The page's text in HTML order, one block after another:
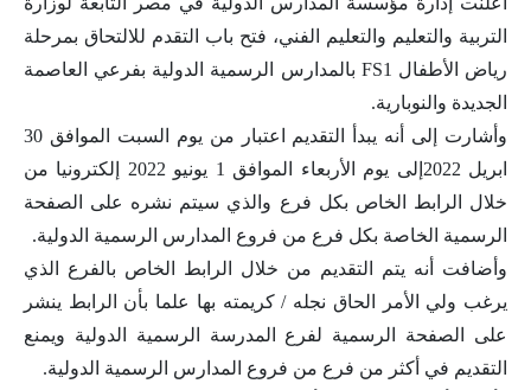
التربية والتعليم والتعليم الفني، فتح باب التقدم للالتحاق بمرحلة
رياض الأطفال FS1 بالمدارس الرسمية الدولية بفرعي العاصمة
الجديدة والنوبارية.
وأشارت إلى أنه يبدأ التقديم اعتبار من يوم السبت الموافق 30
ابريل 2022إلى يوم الأربعاء الموافق 1 يونيو 2022 إلكترونيا من
خلال الرابط الخاص بكل فرع والذي سيتم نشره على الصفحة
الرسمية الخاصة بكل فرع من فروع المدارس الرسمية الدولية.
وأضافت أنه يتم التقديم من خلال الرابط الخاص بالفرع الذي
يرغب ولي الأمر الحاق نجله / كريمته بها علما بأن الرابط ينشر
على الصفحة الرسمية لفرع المدرسة الرسمية الدولية ويمنع
التقديم في أكثر من فرع من فروع المدارس الرسمية الدولية.